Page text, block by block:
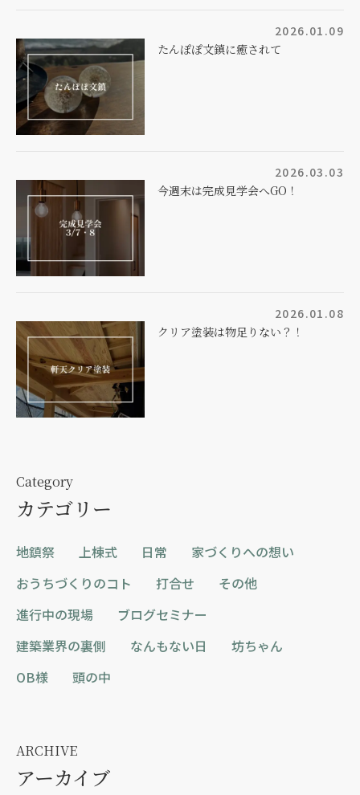
2026.01.09
たんぽぽ文鎮に癒されて
2026.03.03
今週末は完成見学会へGO！
2026.01.08
クリア塗装は物足りない？！
Category
カテゴリー
地鎮祭 上棟式 日常
家づくりへの想い
おうちづくりのコト
打合せ
その他
進行中の現場
ブログセミナー
建築業界の裏側
なんもない日
坊ちゃん
OB様
頭の中
ARCHIVE
アーカイブ